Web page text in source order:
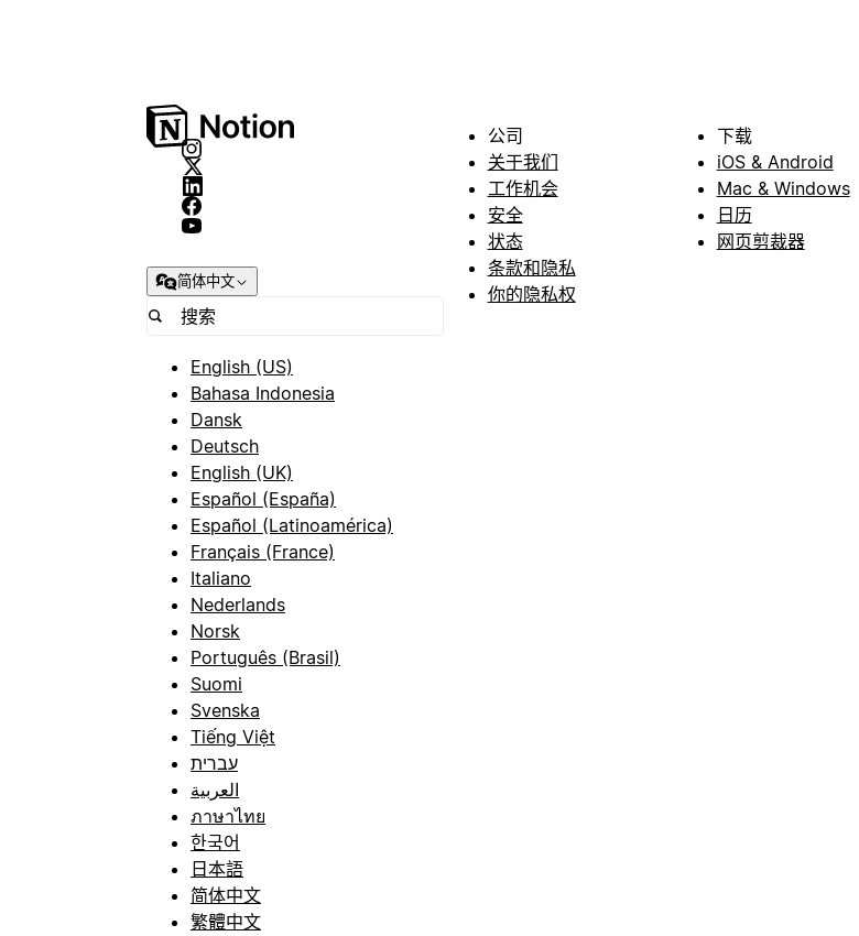
简体中文
English (US)
Bahasa Indonesia
Dansk
Deutsch
English (UK)
Español (España)
Español (Latinoamérica)
Français (France)
Italiano
Nederlands
Norsk
Português (Brasil)
Suomi
Svenska
Tiếng Việt
עברית
العربية
ภาษาไทย
한국어
日本語
简体中文
繁體中文
公司
关于我们
工作机会
安全
状态
条款和隐私
你的隐私权
下载
iOS & Android
Mac & Windows
日历
网页剪裁器